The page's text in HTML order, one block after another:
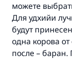
можете
Для удхийи
будут
одна корова от
после – баран.